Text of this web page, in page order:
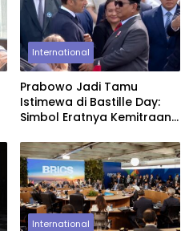
International
Prabowo Jadi Tamu
Istimewa di Bastille Day:
Simbol Eratnya Kemitraan
International